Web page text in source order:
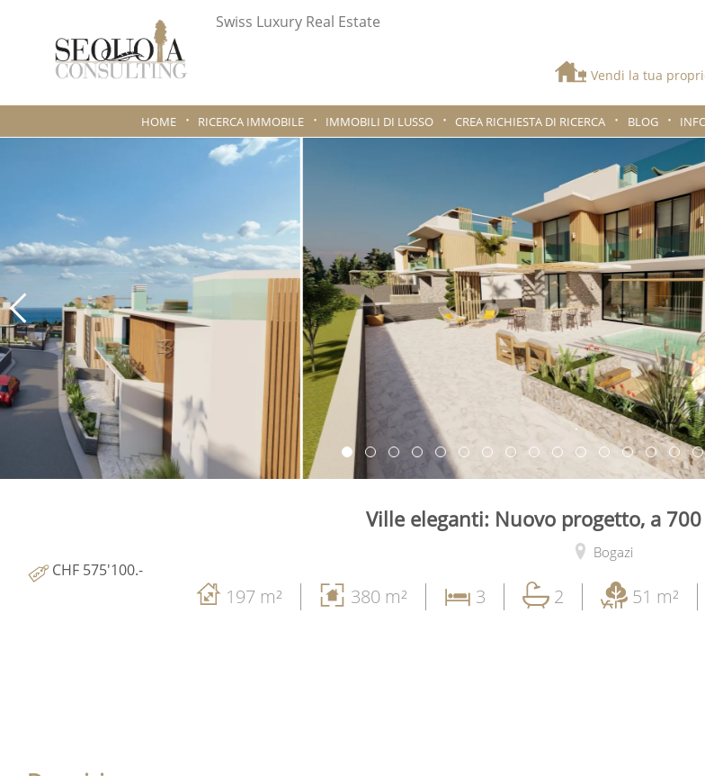
Swiss Luxury Real Estate
Vendi la tua
HOME RICERCA IMMOBILE IMMOBILI DI LUSSO CREA RICHIESTA DI RICERCA BLOG
Ville eleganti: Nuovo progetto, a
Bogazi
CHF 575'100.-
197 m² 380 m² 3 2 51 m²